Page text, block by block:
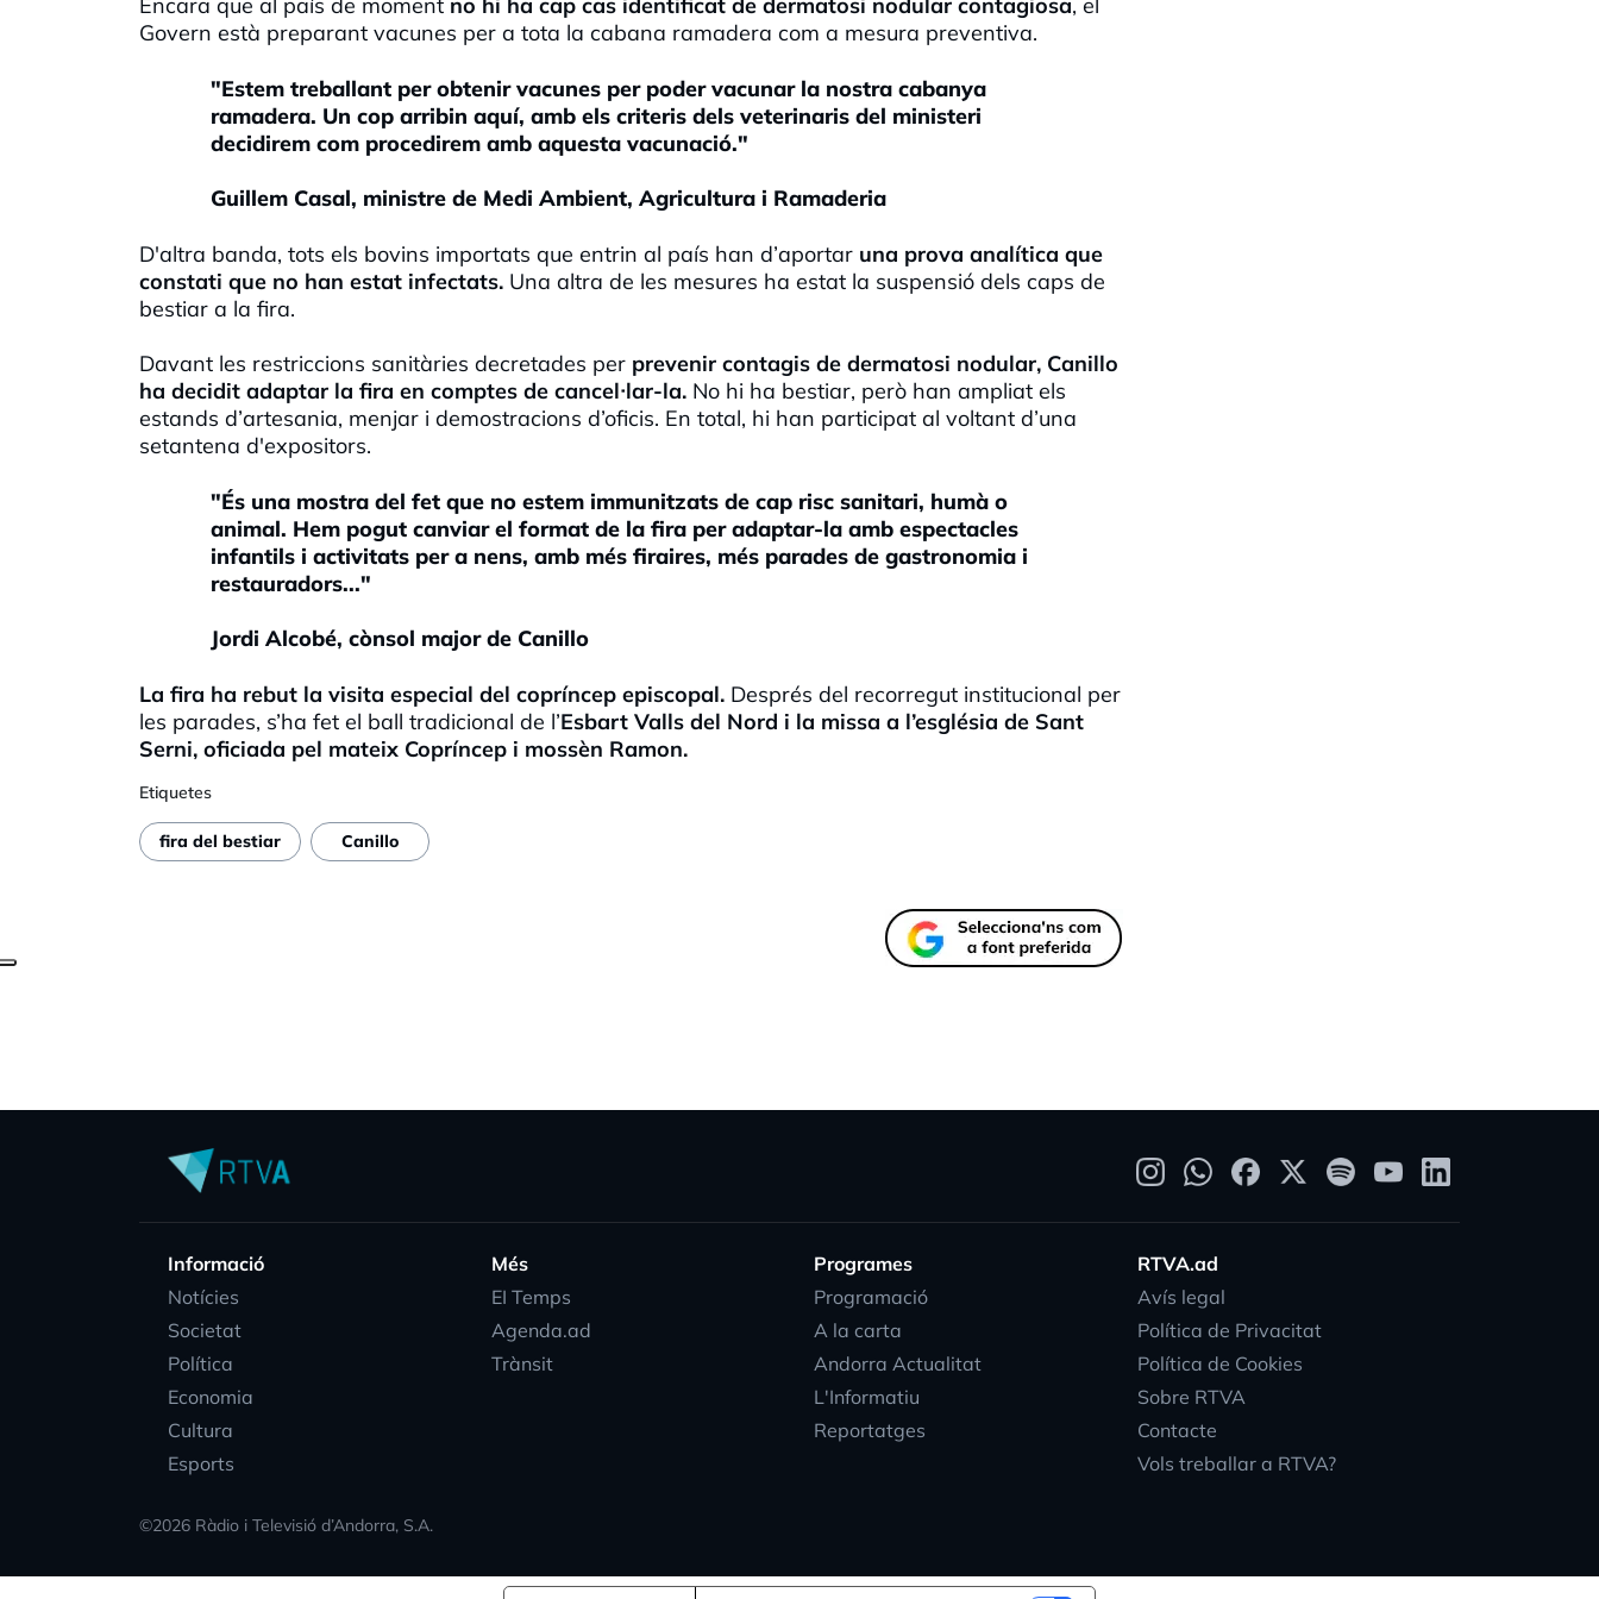
Govern està preparant vacunes per a tota la cabana ramadera com a mesura preventiva.
"Estem treballant per obtenir vacunes per poder vacunar la nostra cabanya
ramadera. Un cop arribin aquí, amb els criteris dels veterinaris del ministeri
decidirem com procedirem amb aquesta vacunació."
Guillem Casal, ministre de Medi Ambient, Agricultura i Ramaderia
D'altra banda, tots els bovins importats que entrin al país han d’aportar una prova analítica que
constati que no han estat infectats. Una altra de les mesures ha estat la suspensió dels caps de
bestiar a la fira.
Davant les restriccions sanitàries decretades per prevenir contagis de dermatosi nodular, Canillo
ha decidit adaptar la fira en comptes de cancel·lar-la. No hi ha bestiar, però han ampliat els
estands d’artesania, menjar i demostracions d’oficis. En total, hi han participat al voltant d’una
setantena d'expositors.
"És una mostra del fet que no estem immunitzats de cap risc sanitari, humà o
animal. Hem pogut canviar el format de la fira per adaptar-la amb espectacles
infantils i activitats per a nens, amb més firaires, més parades de gastronomia i
restauradors..."
Jordi Alcobé, cònsol major de Canillo
La fira ha rebut la visita especial del copríncep episcopal. Després del recorregut institucional per
les parades, s’ha fet el ball tradicional de l’Esbart Valls del Nord i la missa a l’església de Sant
Serni, oficiada pel mateix Copríncep i mossèn Ramon.
Etiquetes
fira del bestiar Canillo
Informació
Notícies
Societat
Política
Economia
Cultura
Esports
Més
EI Temps
Agenda.ad
Trànsit
Programes
Programació
A la carta
Andorra Actualitat
L'Informatiu
Reportatges
RTVA.ad
Avís legal
Política de Privacitat
Política de Cookies
Sobre RTVA
Contacte
Vols treballar a RTVA?
©2026 Ràdio i Televisió d’Andorra, S.A.